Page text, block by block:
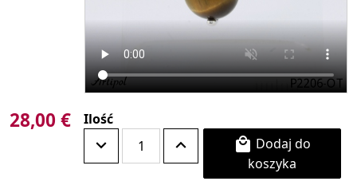
28,00 € Ilość

koszyka